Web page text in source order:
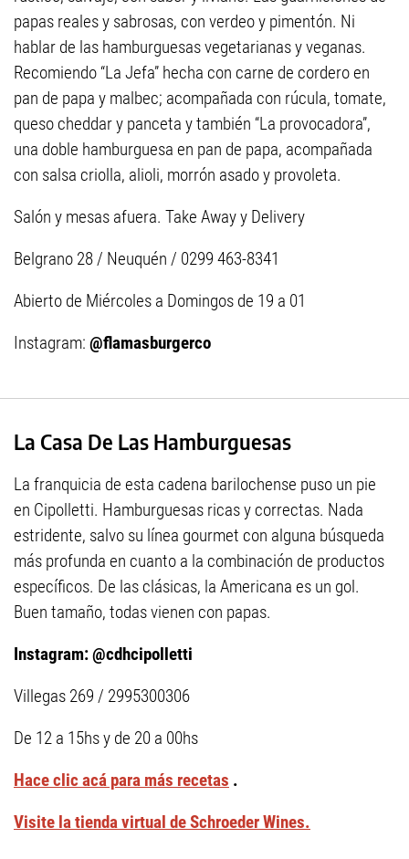
papas reales y sabrosas, con verdeo y pimentón. Ni
hablar de las hamburguesas vegetarianas y veganas.
Recomiendo “La Jefa” hecha con carne de cordero en
pan de papa y malbec; acompañada con rúcula, tomate,
queso cheddar y panceta y también “La provocadora”,
una doble hamburguesa en pan de papa, acompañada
con salsa criolla, alioli, morrón asado y provoleta.
Salón y mesas afuera. Take Away y Delivery
Belgrano 28 / Neuquén / 0299 463-8341
Abierto de Miércoles a Domingos de 19 a 01
Instagram: @flamasburgerco
La Casa De Las Hamburguesas
La franquicia de esta cadena barilochense puso un pie
en Cipolletti. Hamburguesas ricas y correctas. Nada
estridente, salvo su línea gourmet con alguna búsqueda
más profunda en cuanto a la combinación de productos
específicos. De las clásicas, la Americana es un gol.
Buen tamaño, todas vienen con papas.
Instagram: @cdhcipolletti
Villegas 269 / 2995300306
De 12 a 15hs y de 20 a 00hs
Hace clic acá para más recetas .
Visite la tienda virtual de Schroeder Wines.